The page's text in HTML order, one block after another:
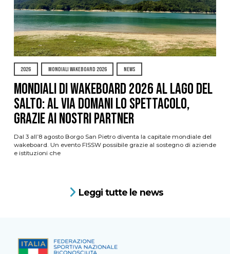
2026 MONDIALI WAKEBOARD 2026 NEWS
Mondiali di Wakeboard 2026 al Lago del
Salto: al via domani lo spettacolo,
grazie ai nostri Partner
Dal 3 all’8 agosto Borgo San Pietro diventa la capitale mondiale del
wakeboard. Un evento FISSW possibile grazie al sostegno di aziende
e istituzioni che
Leggi tutte le news